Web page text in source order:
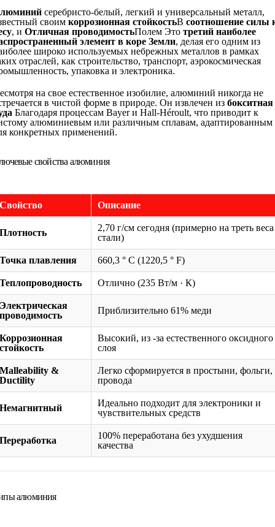
серебристо-белый, легкий и универсальный металл,
своим коррозионная стойкостьВ соотношение силы
, и Отличная проводимостьПолем Это третий наиболее
элемент в коре Земли, делая его одним из
широко используемых небрежных металлов в рамках
отраслей, как строительство, транспорт, аэрокосмическая
упаковка и электроника.
на свое естественное изобилие, алюминий никогда не
в чистой форме в природе. Он извлечен из бокситная
Благодаря процессам Bayer и Hall-Héroult, что приводит к
алюминиевым или различным сплавам, адаптированным
конкретных применений.
свойства алюминия
Свойство Описание
Плотность
2,70 г/см сегодня (примерно на треть веса
стали)
Точка плавления 660,3 ° C (1220,5 ° F)
Теплопроводность Отлично (235 Вт/м · К)
Электрическая
проводимость
Приблизительно 61% меди
Коррозионная
стойкость
Высокий, из -за естественного оксидного
слоя
Malleability &
Ductility
Легко сформируется в простыни, фольги,
провода
Немагнитный
Идеально подходит для электроники и
чувствительных средств
Переработка
100% переработана без ухудшения
качества
алюминия